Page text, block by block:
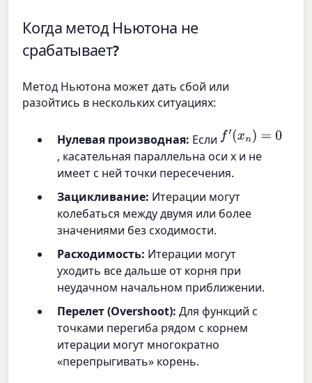
Когда метод Ньютона не
срабатывает?
Метод Ньютона может дать сбой или
разойтись в нескольких ситуациях:
Нулевая производная: Если f′(xn)=0
, касательная параллельна оси x и не
имеет с ней точки пересечения.
Зацикливание: Итерации могут
колебаться между двумя или более
значениями без сходимости.
Расходимость: Итерации могут
уходить все дальше от корня при
неудачном начальном приближении.
Перелет (Overshoot): Для функций с
точками перегиба рядом с корнем
итерации могут многократно
«перепрыгивать» корень.